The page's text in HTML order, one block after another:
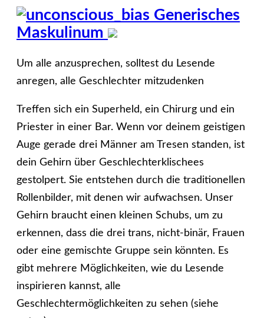
Generisches
Maskulinum
Um alle anzusprechen, solltest du Lesende
anregen, alle Geschlechter mitzudenken
Treffen sich ein Superheld, ein Chirurg und ein
Priester in einer Bar. Wenn vor deinem geistigen
Auge gerade drei Männer am Tresen standen, ist
dein Gehirn über Geschlechterklischees
gestolpert. Sie entstehen durch die traditionellen
Rollenbilder, mit denen wir aufwachsen. Unser
Gehirn braucht einen kleinen Schubs, um zu
erkennen, dass die drei trans, nicht-binär, Frauen
oder eine gemischte Gruppe sein könnten. Es
gibt mehrere Möglichkeiten, wie du Lesende
inspirieren kannst, alle
Geschlechtermöglichkeiten zu sehen (siehe